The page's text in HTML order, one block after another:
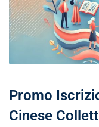
Promo
Cinese